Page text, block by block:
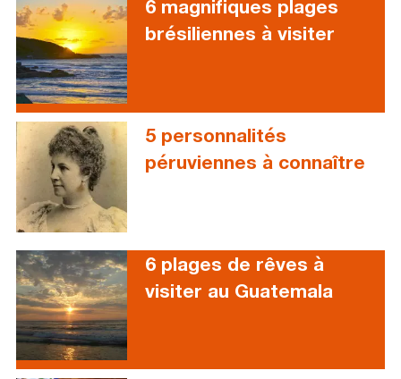
6 magnifiques plages
brésiliennes à visiter
5 personnalités
péruviennes à connaître
6 plages de rêves à
visiter au Guatemala